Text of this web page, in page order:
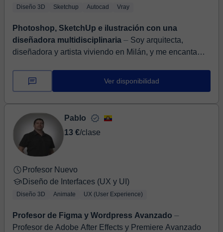
Diseño 3D Sketchup Autocad Vray
Photoshop, SketchUp e ilustración con una
diseñadora multidisciplinaria ⏤ Soy arquitecta,
diseñadora y artista viviendo en Milán, y me encanta
Enseño representación gráfica...
Ver disponibilidad
Pablo
13 €/clase
Profesor Nuevo
Diseño de Interfaces (UX y UI)
Diseño 3D Animate UX (User Experience)
Profesor de Figma y Wordpress Avanzado ⏤
Profesor de Adobe After Effects y Premiere Avanzado